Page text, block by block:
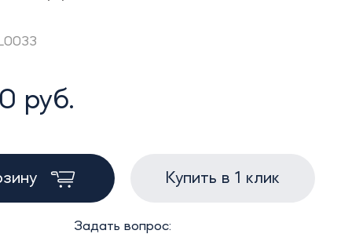
руб.
Купить в 1 клик
Задать вопрос: